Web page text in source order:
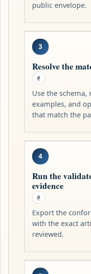
public envelope.
3
Resolve the
#
Use the
examples, and
that match the
4
Run the
evidence
#
Export the
with the exact
reviewed.